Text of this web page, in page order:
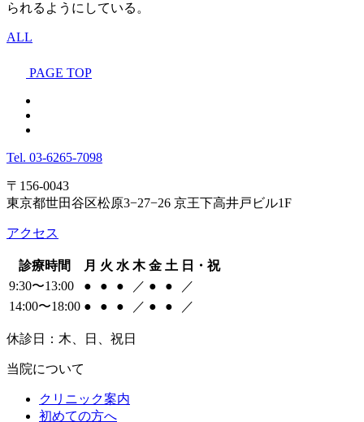
られるようにしている。
ALL
PAGE TOP
Tel. 03-6265-7098
〒156-0043
東京都世田谷区松原3−27−26 京王下高井戸ビル1F
アクセス
診療時間 月 火 水 木 金 土 日・祝
9:30〜13:00
● ● ● ／ ● ●
／
14:00〜18:00 ● ● ● ／ ● ● ／
休診日：木、日、祝日
当院について
クリニック案内
初めての方へ